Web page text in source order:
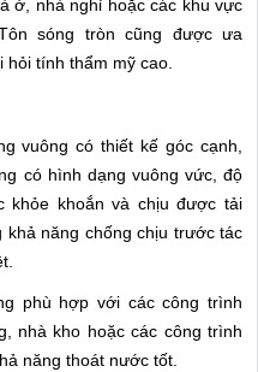
ở, nhà nghỉ hoặc các khu vực
sóng tròn cũng được ưa
tính thẩm mỹ cao.
vuông có thiết kế góc cạnh,
có hình dạng vuông vức, độ
khỏe khoắn và chịu được tải
năng chống chịu trước tác
phù hợp với các công trình
nhà kho hoặc các công trình
năng thoát nước tốt.